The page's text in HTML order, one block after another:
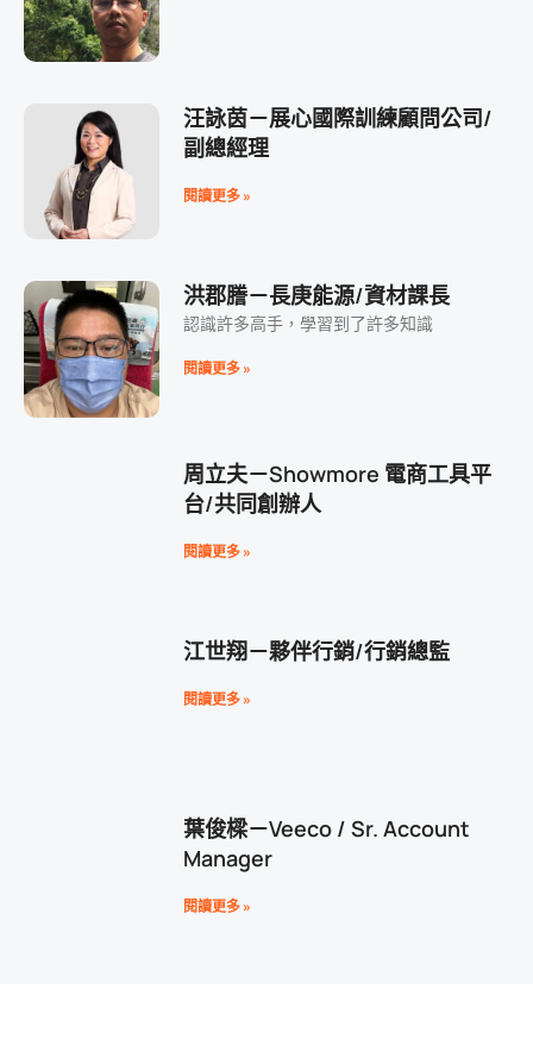
汪詠茵－展心國際訓練顧問公司/
副總經理
閱讀更多 »
洪郡謄－長庚能源/資材課長
認識許多高手，學習到了許多知識
閱讀更多 »
周立夫－Showmore 電商工具平
台/共同創辦人
閱讀更多 »
江世翔－夥伴行銷/行銷總監
閱讀更多 »
葉俊樑－Veeco / Sr. Account
Manager
閱讀更多 »